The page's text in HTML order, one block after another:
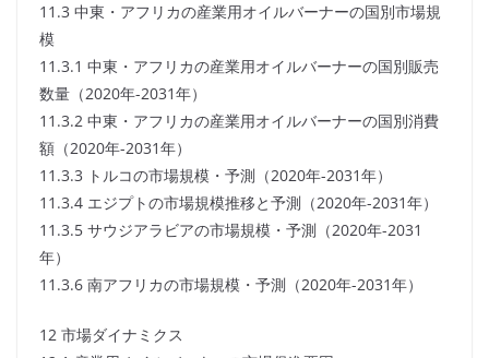
11.3 中東・アフリカの産業用オイルバーナーの国別市場規
模
11.3.1 中東・アフリカの産業用オイルバーナーの国別販売
数量（2020年-2031年）
11.3.2 中東・アフリカの産業用オイルバーナーの国別消費
額（2020年-2031年）
11.3.3 トルコの市場規模・予測（2020年-2031年）
11.3.4 エジプトの市場規模推移と予測（2020年-2031年）
11.3.5 サウジアラビアの市場規模・予測（2020年-2031
年）
11.3.6 南アフリカの市場規模・予測（2020年-2031年）
12 市場ダイナミクス